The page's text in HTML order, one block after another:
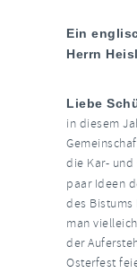
Ein
Herrn Heisl
Liebe
in diesem
die Kar- und
paar Ideen
des
man
der
Osterfest